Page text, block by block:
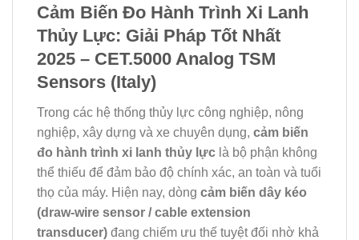
Cảm Biến Đo Hành Trình Xi Lanh
Thủy Lực: Giải Pháp Tốt Nhất
2025 – CET.5000 Analog TSM
Sensors (Italy)
Trong các hệ thống thủy lực công nghiệp, nông
nghiệp, xây dựng và xe chuyên dụng, cảm biến
đo hành trình xi lanh thủy lực là bộ phận không
thể thiếu để đảm bảo độ chính xác, an toàn và tuổi
thọ của máy. Hiện nay, dòng cảm biến dây kéo
(draw-wire sensor / cable extension
transducer) đang chiếm ưu thế tuyệt đối nhờ khả